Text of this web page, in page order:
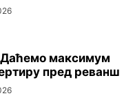
максимум
пред реванш